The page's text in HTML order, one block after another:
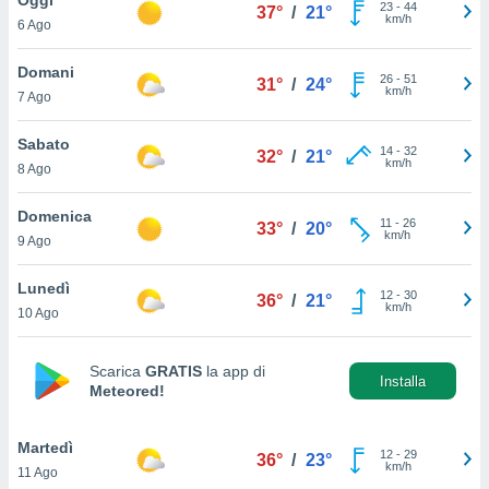
è
al sito
di
ci
di
il
un
la
nella
6 Ago
37° / 21° 23- 44
km/h
Domani
7 Ago
31° / 24° 26- 51
km/h
Sabato
8 Ago
32° / 21° 14- 32
km/h
Domenica
9 Ago
33° / 20° 11 - 26
km/h
Lunedì
10 Ago
36° / 21° 12- 30
km/h
Scarica GRATIS la app di
Meteored!
Installa
Martedì
11 Ago
36° / 23° 12- 29
km/h